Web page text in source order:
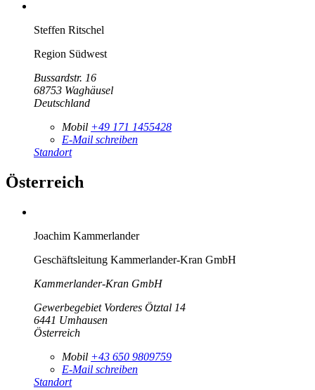
Steffen Ritschel
Region Südwest
Bussardstr. 16
68753 Waghäusel
Deutschland
Mobil +49 171 1455428
E-Mail schreiben
Standort
Österreich
Joachim Kammerlander
Geschäftsleitung Kammerlander-Kran GmbH
Kammerlander-Kran GmbH
Gewerbegebiet Vorderes Ötztal 14
6441 Umhausen
Österreich
Mobil +43 650 9809759
E-Mail schreiben
Standort